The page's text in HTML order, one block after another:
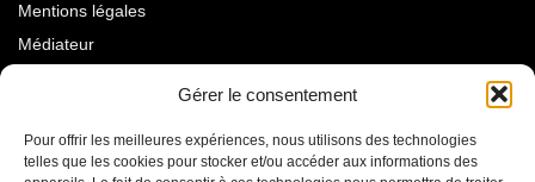
Gérer le consentement
Pour offrir les meilleures expériences, nous utilisons des technologies
telles que les cookies pour stocker et/ou accéder aux informations des
Mentions légales
Médiateur
Qui sommes-nous ?